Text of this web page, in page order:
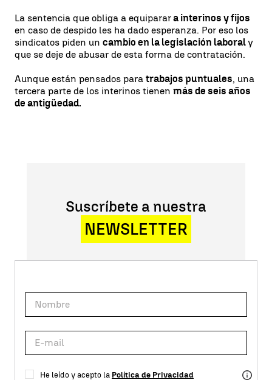
La sentencia que obliga a equiparara interinos y fijos
en caso de despido les ha dado esperanza. Por eso los
sindicatos piden un cambio en la legislación laboraly
que se deje de abusar de esta forma de contratación.
Aunque están pensados para trabajos puntuales, una
tercera parte de los interinos tienen más de seis años
de antigüedad.
Suscríbete a nuestra
NEWSLETTER
He leído y acepto la Política de Privacidad